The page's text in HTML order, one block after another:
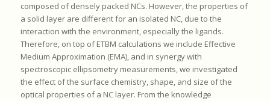
composed of densely packed NCs. However, the properties of
a solid layer are different for an isolated NC, due to the
interaction with the environment, especially the ligands.
Therefore, on top of ETBM calculations we include Effective
Medium Approximation (EMA), and in synergy with
spectroscopic ellipsometry measurements, we investigated
the effect of the surface chemistry, shape, and size of the
optical properties of a NC layer. From the knowledge